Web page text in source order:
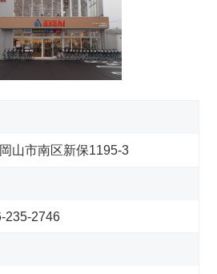
方・選び方
覧
山市南区新保1195-3
235-2746